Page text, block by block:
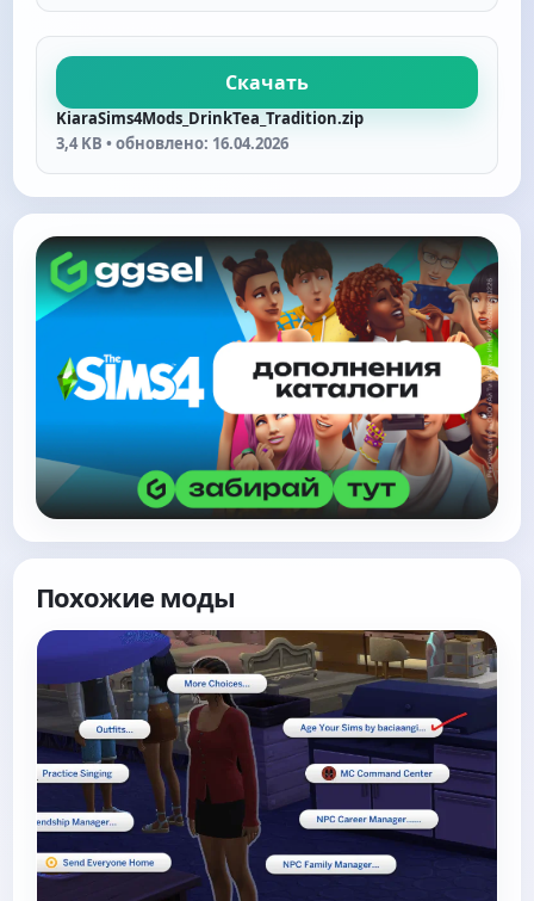
Скачать
KiaraSims4Mods_DrinkTea_Tradition.zip
3,4 KB • обновлено: 16.04.2026
Похожие моды